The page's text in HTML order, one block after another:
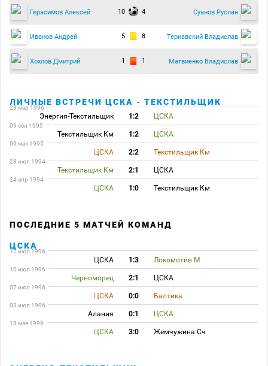
Герасимов Алексей 10 4 Суанов Руслан
Иванов Андрей 5 8 Тернавский Владислав
Хохлов Дмитрий 1 1 Матвиенко Владислав
ЛИЧНЫЕ ВСТРЕЧИ ЦСКА - ТЕКСТИЛЬЩИК
23 мар 1996
Энергия-Текстильщик 1:2 ЦСКА
09 сен 1995
Текстильщик Км 1:2 ЦСКА
09 мая 1995
ЦСКА 2:2 Текстильщик Км
28 июл 1994
Текстильщик Км 2:1 ЦСКА
24 апр 1994
ЦСКА 1:0 Текстильщик Км
ПОСЛЕДНИЕ 5 МАТЧЕЙ КОМАНД
ЦСКА
17 июл 1996
ЦСКА 1:3 Локомотив М
10 июл 1996
Черноморец 2:1 ЦСКА
07 июл 1996
ЦСКА 0:0 Балтика
03 июл 1996
Алания 0:1 ЦСКА
18 мая 1996
ЦСКА 3:0 Жемчужина Сч